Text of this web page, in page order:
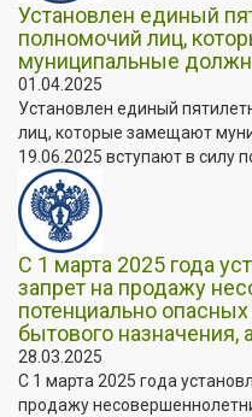
Установлен единый
полномочий лиц,
муниципальные
01.04.2025
Установлен единый
лиц, которые замещают
19.06.2025 вступают в силу
С 1 марта 2025 года
запрет на продажу
потенциально
бытового назначения,
28.03.2025
С 1 марта 2025 года
продажу